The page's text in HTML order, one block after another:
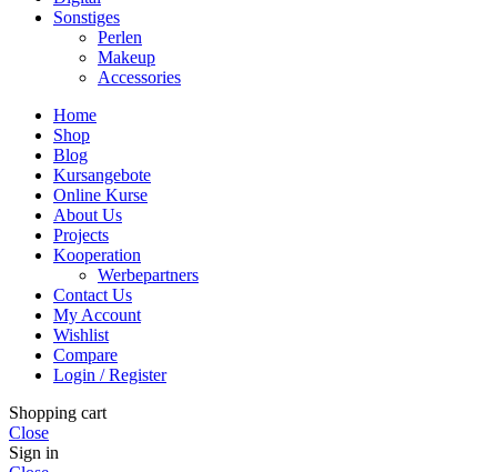
Sonstiges
Perlen
Makeup
Accessories
Home
Shop
Blog
Kursangebote
Online Kurse
About Us
Projects
Kooperation
Werbepartners
Contact Us
My Account
Wishlist
Compare
Login / Register
Shopping cart
Close
Sign in